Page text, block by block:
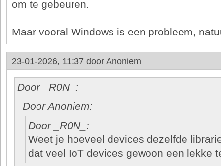
om te gebeuren.
Maar vooral Windows is een probleem,
23-01-2026, 11:37 door Anoniem
Door _R0N_:
Door Anoniem:
Door _R0N_:
Weet je hoeveel devices dezelfde
dat veel IoT devices gewoon een lekke